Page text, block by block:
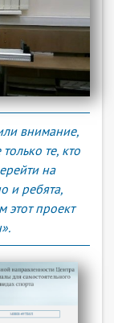
внимание,
те, кто
на
и ребята,
этот проект